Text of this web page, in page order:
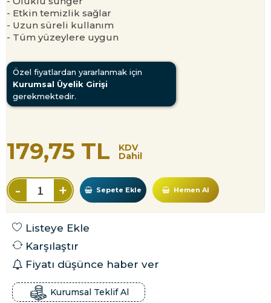
- Etkin temizlik sağlar
- Uzun süreli kullanım
- Tüm yüzeylere uygun
Özel fiyatlardan yararlanmak için
Kurumsal Üyelik Girişi
gerekmektedir.
179,75 TL KDV
Dahil
- + Sepete Ekle Hemen Al
Listeye Ekle
Karşılaştır
Fiyatı düşünce haber ver
Kurumsal Teklif Al